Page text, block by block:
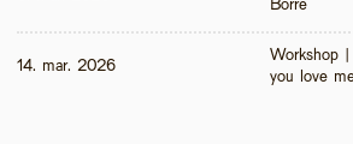
Borre
14. mar. 2026
Workshop
you love